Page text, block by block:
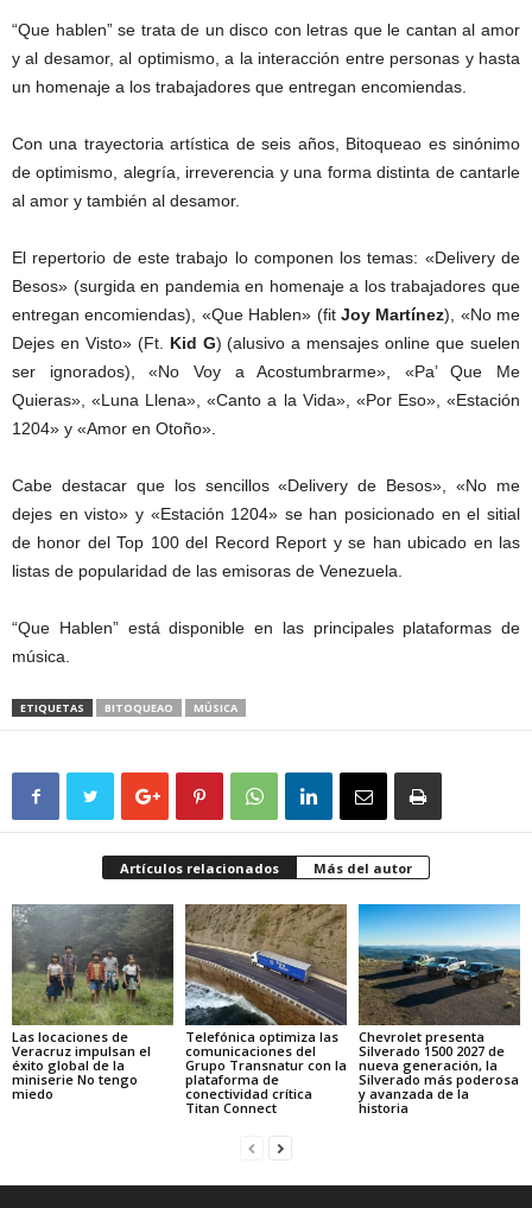
“Que hablen” se trata de un disco con letras que le cantan al amor
y al desamor, al optimismo, a la interacción entre personas y hasta
un homenaje a los trabajadores que entregan encomiendas.
Con una trayectoria artística de seis años, Bitoqueao es sinónimo
de optimismo, alegría, irreverencia y una forma distinta de cantarle
al amor y también al desamor.
El repertorio de este trabajo lo componen los temas: «Delivery de
Besos» (surgida en pandemia en homenaje a los trabajadores que
entregan encomiendas), «Que Hablen» (fit Joy Martínez), «No me
Dejes en Visto» (Ft. Kid G) (alusivo a mensajes online que suelen
ser ignorados), «No Voy a Acostumbrarme», «Pa’ Que Me
Quieras», «Luna Llena», «Canto a la Vida», «Por Eso», «Estación
1204» y «Amor en Otoño».
Cabe destacar que los sencillos «Delivery de Besos», «No me
dejes en visto» y «Estación 1204» se han posicionado en el sitial
de honor del Top 100 del Record Report y se han ubicado en las
listas de popularidad de las emisoras de Venezuela.
“Que Hablen” está disponible en las principales plataformas de
música.
ETIQUETAS BITOQUEAO MÚSICA
Artículos relacionados Más del autor
Las locaciones de
Veracruz impulsan el
éxito global de la
miniserie No tengo
miedo
Telefónica optimiza las
comunicaciones del
Grupo Transnatur con la
plataforma de
conectividad crítica
Titan Connect
Chevrolet presenta
Silverado 1500 2027 de
nueva generación, la
Silverado más poderosa
y avanzada de la
historia